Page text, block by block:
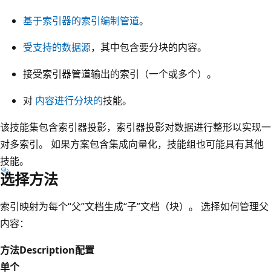
基于索引器的索引编制管道。
受支持的数据源，其中包含要分块的内容。
接受索引器管道输出的索引（一个或多个）。
对 内容进行分块的技能。
该技能集包含索引器投影，索引器投影对数据进行整形以实现一
对多索引。 如果方案包含集成向量化，技能组也可能具有其他
技能。
选择方法
索引映射为每个“父”文档生成“子”文档（块）。 选择如何管理父
内容：
方法Description配置
单个